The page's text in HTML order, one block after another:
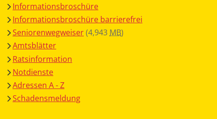
Informationsbroschüre
Informationsbroschüre barrierefrei
Seniorenwegweiser(4,943 MB)
Amtsblätter
Ratsinformation
Notdienste
Adressen A - Z
Schadensmeldung